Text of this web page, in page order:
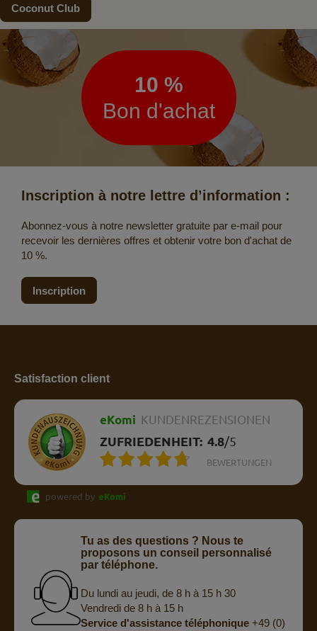
Coconut Club
Lettre
d’information
10 %
Bon d'achat
Inscription à notre lettre d’information :
Abonnez-vous à notre newsletter gratuite par e-mail pour
recevoir les dernières offres et obtenir votre bon d'achat de
10 %.
Inscription
Satisfaction client
eKomi KUNDENREZENSIONEN
ZUFRIEDENHEIT: 4.8/5
BEWERTUNGEN
powered by eKomi
Tu as des questions ? Nous te
proposons un conseil personnalisé
par téléphone.
Du lundi au jeudi, de 8 h à 15 h 30
Vendredi de 8 h à 15 h
Service d'assistance téléphonique+49 (0)